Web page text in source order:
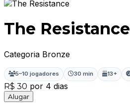
The Resistance
Categoria Bronze
5–10 jogadores 30 min 13+
R$ 30 por 4 dias
Alugar